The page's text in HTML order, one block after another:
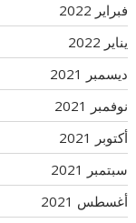
فبراير 2022
يناير 2022
ديسمبر 2021
نوفمبر 2021
أكتوبر 2021
سبتمبر 2021
أغسطس 2021